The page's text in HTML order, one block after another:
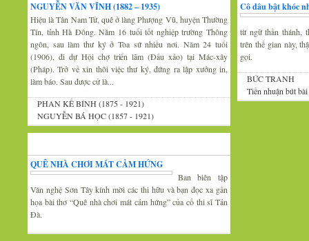
NGUYỄN VĂN VĨNH (1882 – 1935)
Hiệu là Tân Nam Tử, quê ở làng Phượng Vũ, huyện Thường
Tín, tỉnh Hà Đông. Năm 16 tuổi tốt nghiệp trường Thông
ngôn, sau làm thư ký ở Tòa sứ nhiều nơi. Năm 24 tuổi
(1906), đi dự Hội chợ triển lãm (Đấu xảo) tại Mác-xây
(Pháp). Trở về xin thôi việc thư ký, đứng ra lập xưởng in,
làm báo. Sau được cử là...
PHAN KẾ BÍNH (1875 - 1921)
NGUYỄN BÁ HỌC (1857 - 1921)
Cô dâu bật khóc
từ ngữ thần thánh,
trên thế gian này,
gọi.
BỨC TRANH
Tiền nhuận bút
QUÊ NHÀ CHƠI MÁT CẢM HỨNG
Ban biên tập
Văn nghệ Sơn Tây kính mời các thi hữu và bạn đọc xa gần
họa bài thơ “Quê nhà chơi mát cảm hứng” của cố thi sĩ Tản
Đà.